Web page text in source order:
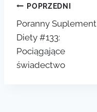
Nawigacja
wpisu
POPRZEDNI
Poranny Suplement
Diety #133:
Pociągające
świadectwo